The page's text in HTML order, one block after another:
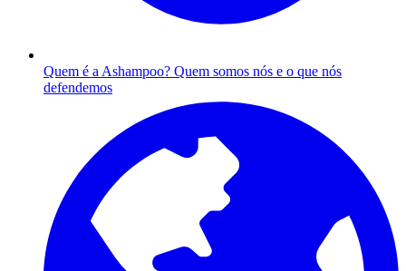
Quem é a Ashampoo? Quem somos nós e o que nós
defendemos